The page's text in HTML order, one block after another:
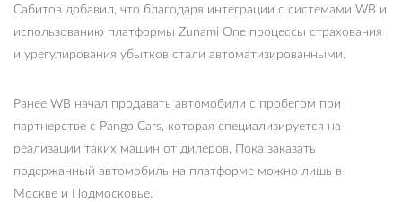
Сабитов добавил, что благодаря интеграции с системами WB и
использованию платформы Zunami One процессы страхования
и урегулирования убытков стали автоматизированными.
Ранее WB начал продавать автомобили с пробегом при
партнерстве с Pango Cars, которая специализируется на
реализации таких машин от дилеров. Пока заказать
подержанный автомобиль на платформе можно лишь в
Москве и Подмосковье.